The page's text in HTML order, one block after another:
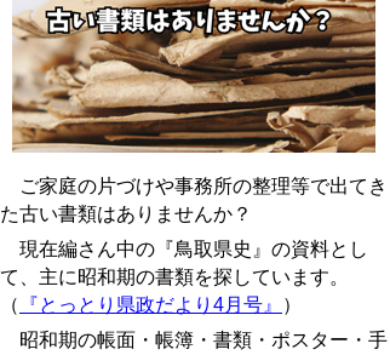
ご家庭の片づけや事務所の整理等で出てき
た古い書類はありませんか？
現在編さん中の『鳥取県史』の資料とし
て、主に昭和期の書類を探しています。
（
『とっとり県政だより4月号』
）
昭和期の帳面・帳簿・書類・ポスター・手